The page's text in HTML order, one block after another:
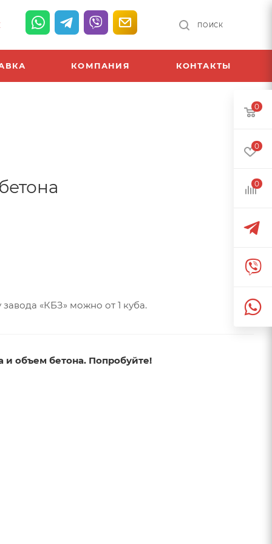
ПОИСК
КОМПАНИЯ КОНТАКТЫ
завода «КБЗ» можно от 1 куба.
и объем бетона. Попробуйте!
0
0
0